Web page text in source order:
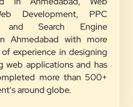
Development, PPC
and Search Engine
Ahmedabad with more
experience in designing
web applications and has
more than 500+
around globe.